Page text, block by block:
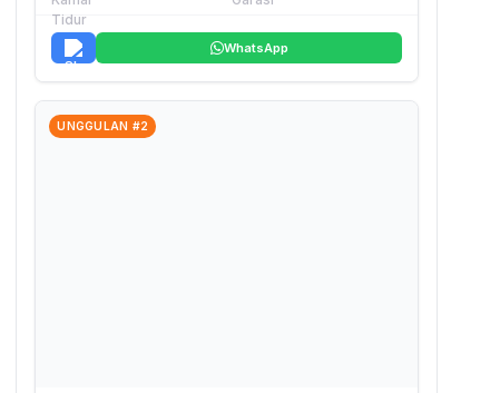
WhatsApp
UNGGULAN #2